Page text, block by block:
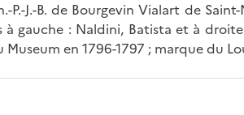
P.-J.-B. de Bourgevin Vialart de
gauche : Naldini, Batista et à
Museum en 1796-1797 ; marque du